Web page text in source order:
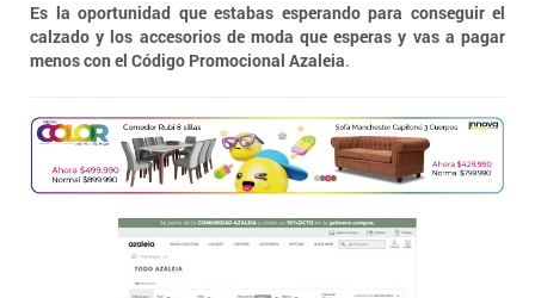
Es la oportunidad que estabas esperando para conseguir el
calzado y los accesorios de moda que esperas y vas a pagar
menos con el Código Promocional Azaleia.